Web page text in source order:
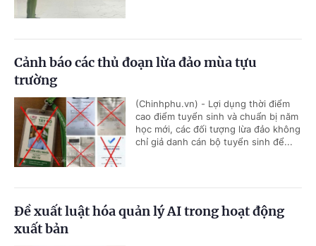
Cảnh báo các thủ đoạn lừa đảo mùa tựu
trường
(Chinhphu.vn) - Lợi dụng thời điểm
cao điểm tuyển sinh và chuẩn bị năm
học mới, các đối tượng lừa đảo không
chỉ giả danh cán bộ tuyển sinh để...
Đề xuất luật hóa quản lý AI trong hoạt động
xuất bản